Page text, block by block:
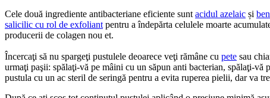
Cele două ingrediente antibacteriane eficiente sunt acidul azelaic și
salicilic cu rol de exfoliant pentru a îndepărta celulele moarte
producerii de colagen nou et.
Încercaţi să nu spargeţi pustulele deoarece veţi rămâne cu pete sau
urmaţi paşii: spălaţi-vă pe mâini cu un săpun anti bacterian, spălaţi-
pustula cu un ac steril de seringă pentru a evita ruperea pielii, dar va